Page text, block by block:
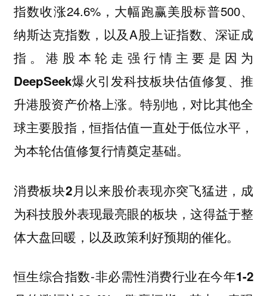
指数收涨24.6%，大幅跑赢美股标普500、
纳斯达克指数，以及A股上证指数、深证成
指。港股本轮走强行情主要是因为
DeepSeek爆火引发科技板块估值修复、推
升港股资产价格上涨。特别地，对比其他全
球主要股指，恒指估值一直处于低位水平，
为本轮估值修复行情奠定基础。
消费板块2月以来股价表现亦突飞猛进 ，成
为科技股外表现最亮眼的板块，这得益于整
体大盘回暖，以及政策利好预期的催化。
恒生综合指数-非必需性消费行业在今年1-2